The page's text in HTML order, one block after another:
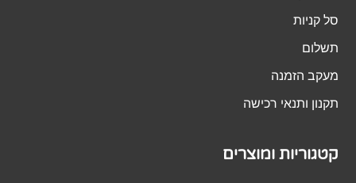
סל קניות
תשלום
מעקב הזמנה
תקנון ותנאי רכישה
קטגוריות ומוצרים